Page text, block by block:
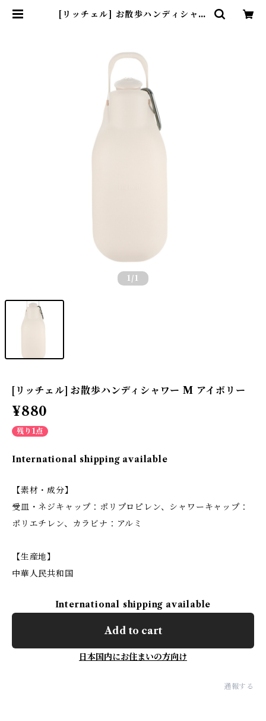
[リッチェル] お散歩ハンディシャワ
1 /1
[リッチェル] お散歩ハンディシャワー M アイボリー
¥880
残り1点
International shipping available
【素材・成分】
受皿・ネジキャップ：ポリプロピレン、シャワーキャップ：
ポリエチレン、カラビナ：アルミ
【生産地】
中華人民共和国
International shipping available
Add to cart
日本国内にお住まいの方向け
通報する